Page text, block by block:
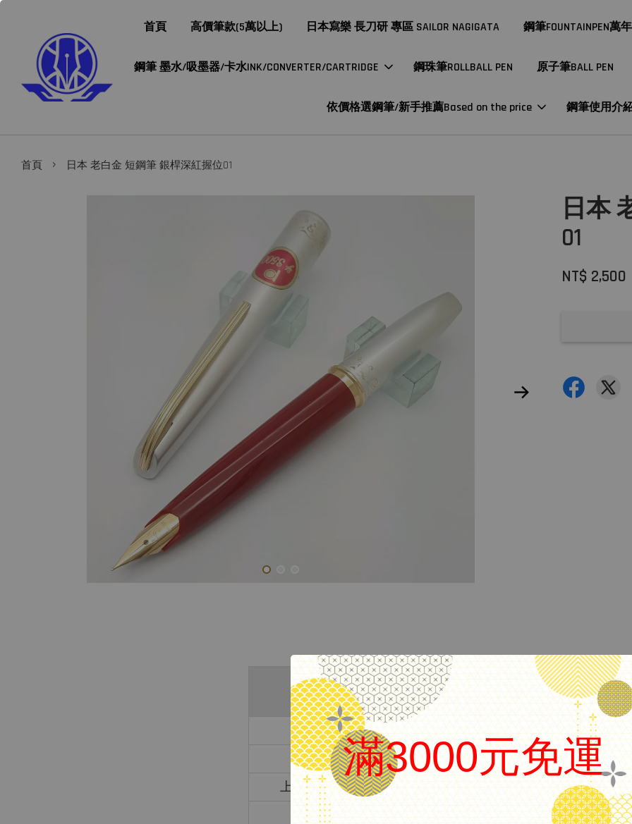
滿3000元免運
.
首頁 高價筆款(5萬以上) 日本寫樂 長刀研 專區 SAILOR NAGIGATA 鋼筆FOUNTAINPEN萬
鋼筆 墨水/吸墨器/卡水INK/CONVERTER/CARTRIDGE 鋼珠筆ROLLBALL PEN 原子筆BALL PEN
依價格選鋼筆/新手推薦Based on the price 鋼筆使用介
首頁 › 日本 老白金 短鋼筆 銀桿深紅握位01
日本
01
NT$ 2,500
日本 Platinum 老白金
品名
短鋼筆- 銀桿深紅握位
筆尖
18K金 細字尖
上墨方式
卡式墨水管
附卡水